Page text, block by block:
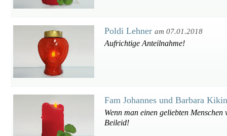
Poldi Lehner am 07.01.2018
Aufrichtige Anteilnahme!
Fam Johannes und Barbara
Wenn man einen geliebten
Beileid!